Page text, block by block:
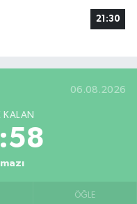
21:30
06.08.2026
KALAN
ÖĞLE